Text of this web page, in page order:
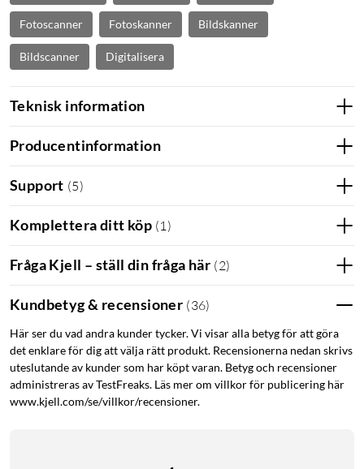
Fotoscanner Fotoskanner Bildskanner
Bildscanner Digitalisera
Teknisk information
Producentinformation
Support (5)
Komplettera ditt köp (1)
Fråga Kjell – ställ din fråga här (2)
Kundbetyg & recensioner (36)
Här ser du vad andra kunder tycker. Vi visar alla betyg för att göra
det enklare för dig att välja rätt produkt. Recensionerna nedan skrivs
uteslutande av kunder som har köpt varan. Betyg och recensioner
administreras av TestFreaks. Läs mer om villkor för publicering här
www.kjell.com/se/villkor/recensioner.